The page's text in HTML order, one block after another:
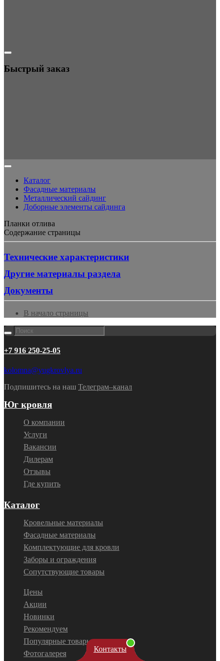
Контакты
Быстрый заказ
Каталог
Фасадные материалы
Металлический сайдинг
Доборные элементы сайдинга
Планки отлива
Содержание страницы
Технические характеристики
Другие материалы раздела
Документы
В начало страницы
+7 916 250-25-05
kolomna@yugkrovlya.ru
Подпишитесь на наш Телеграм–канал
Юг кровля
О компании
Услуги
Вакансии
Дилерам
Отзывы
Где купить
Каталог
Кровельные материалы
Фасадные материалы
Комплектующие для кровли
Заборы и ограждения
Сопутствующие товары
Цены
Акции
Новинки
Рекомендуем
Популярные товары
Фотогалерея